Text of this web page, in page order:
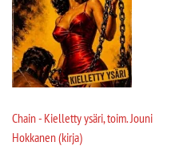
Chain - Kielletty ysäri, toim. Jouni
Hokkanen (kirja)